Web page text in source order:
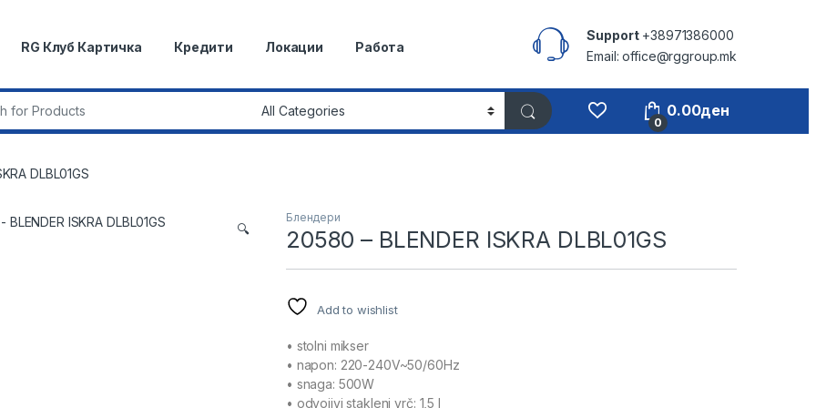
RG Клуб Картичка Кредити Локации Работа
Support+38971386000
Email: office@rggroup.mk
0
0.00ден
DLBL01GS
🔍
Блендери
20580 – BLENDER ISKRA DLBL01GS
Add to wishlist
• stolni mikser
• napon: 220-240V~50/60Hz
• snaga: 500W
• odvojivi stakleni vrč: 1,5 l